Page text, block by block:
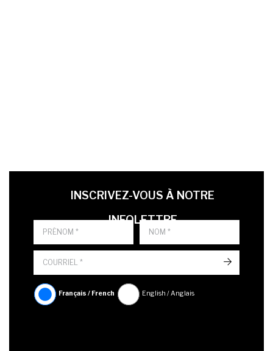
PRÉNOM
LAST NAME
INSCRIVEZ-VOUS À NOTRE
INFOLETTRE
LANGUE
Français / French English / Anglais
->